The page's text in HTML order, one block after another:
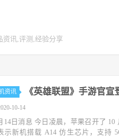
资讯,评测,经验分享
资讯 《英雄联盟》手游官
10-14
14日消息 今日凌晨，苹果召开了
示新机搭载 A14 仿生芯片，支持